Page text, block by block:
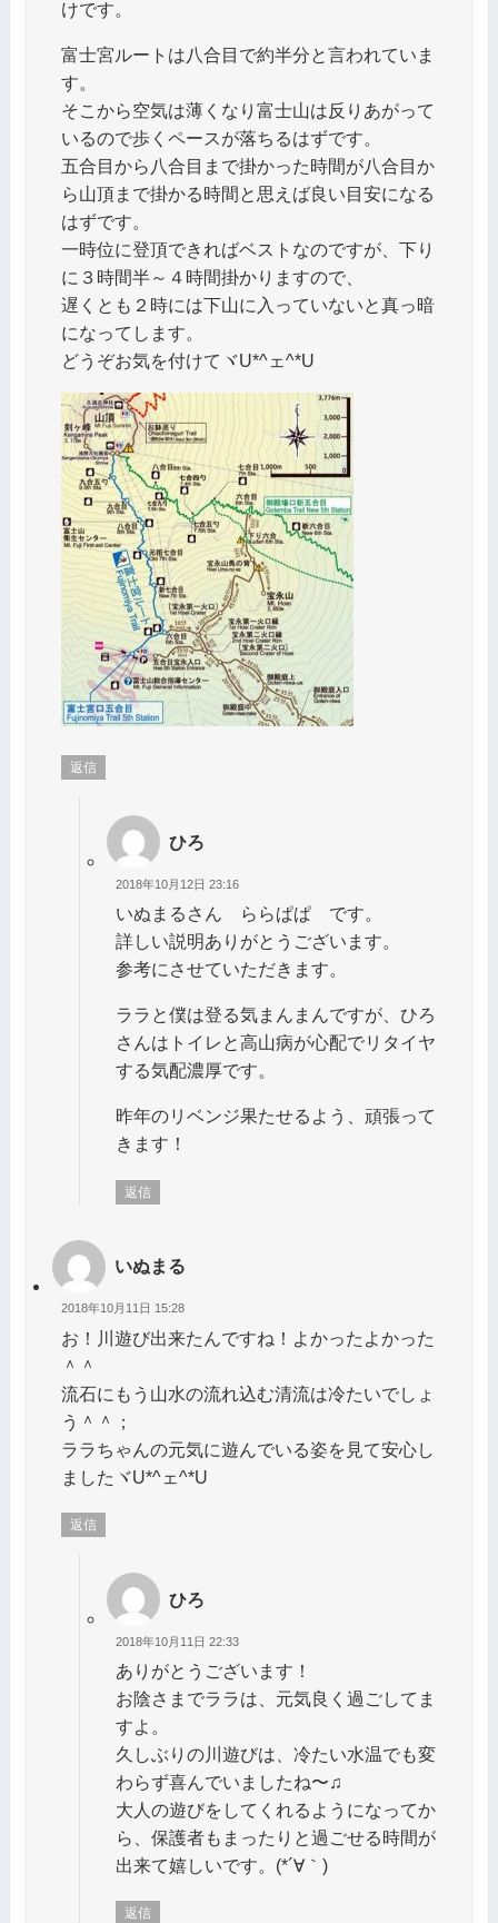
けです。
富士宮ルートは八合目で約半分と言われていま
す。
そこから空気は薄くなり富士山は反りあがって
いるので歩くペースが落ちるはずです。
五合目から八合目まで掛かった時間が八合目か
ら山頂まで掛かる時間と思えば良い目安になる
はずです。
一時位に登頂できればベストなのですが、下り
に３時間半～４時間掛かりますので、
遅くとも２時には下山に入っていないと真っ暗
になってします。
どうぞお気を付けてヾU*^ェ^*Uゝ
返信
ひろ
2018年10月12日 23:16
いぬまるさん ららぱぱ です。
詳しい説明ありがとうございます。
参考にさせていただきます。
ララと僕は登る気まんまんですが、ひろ
さんはトイレと高山病が心配でリタイヤ
する気配濃厚です。
昨年のリベンジ果たせるよう、頑張って
きます！
返信
いぬまる
2018年10月11日 15:28
お！川遊び出来たんですね！よかったよかった
＾＾
流石にもう山水の流れ込む清流は冷たいでしょ
う＾＾；
ララちゃんの元気に遊んでいる姿を見て安心し
ましたヾU*^ェ^*Uゝ
返信
ひろ
2018年10月11日 22:33
ありがとうございます！
お陰さまでララは、元気良く過ごしてま
すよ。
久しぶりの川遊びは、冷たい水温でも変
わらず喜んでいましたね〜♫
大人の遊びをしてくれるようになってか
ら、保護者もまったりと過ごせる時間が
出来て嬉しいです。(*´∀｀)
返信